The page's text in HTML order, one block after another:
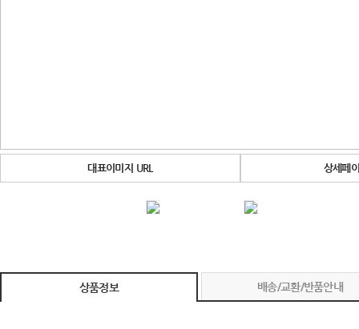
대표이미지 URL 상세페
상품정보 배송/교환/반품안내